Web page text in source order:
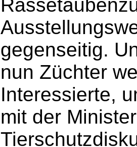
gegenseitig.
nun Züchter
Interessierte,
mit der